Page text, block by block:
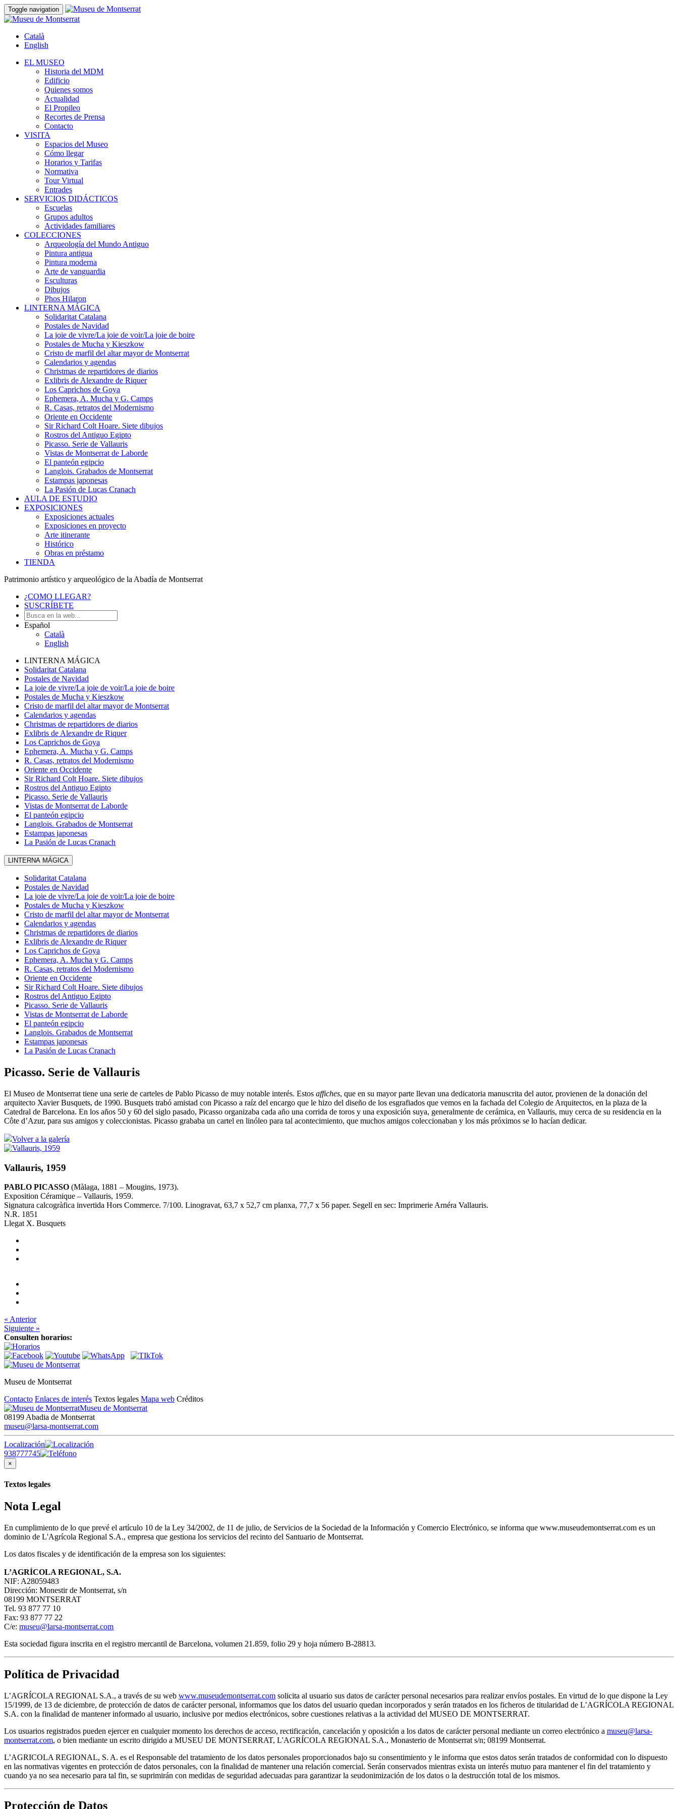
Toggle navigation
Català
English
EL MUSEO
Historia del MDM
Edificio
Quienes somos
Actualidad
El Propileo
Recortes de Prensa
Contacto
VISITA
Espacios del Museo
Cómo llegar
Horarios y Tarifas
Normativa
Tour Virtual
Entrades
SERVICIOS DIDÁCTICOS
Escuelas
Grupos adultos
Actividades familiares
COLECCIONES
Arqueología del Mundo Antiguo
Pintura antigua
Pintura moderna
Arte de vanguardia
Esculturas
Dibujos
Phos Hilaron
LINTERNA MÁGICA
Solidaritat Catalana
Postales de Navidad
La joie de vivre/La joie de voir/La joie de boire
Postales de Mucha y Kieszkow
Cristo de marfil del altar mayor de Montserrat
Calendarios y agendas
Christmas de repartidores de diarios
Exlibris de Alexandre de Riquer
Los Caprichos de Goya
Ephemera, A. Mucha y G. Camps
R. Casas, retratos del Modernismo
Oriente en Occidente
Sir Richard Colt Hoare. Siete dibujos
Rostros del Antiguo Egipto
Picasso. Serie de Vallauris
Vistas de Montserrat de Laborde
El panteón egipcio
Langlois. Grabados de Montserrat
Estampas japonesas
La Pasión de Lucas Cranach
AULA DE ESTUDIO
EXPOSICIONES
Exposiciones actuales
Exposiciones en proyecto
Arte itinerante
Histórico
Obras en préstamo
TIENDA
Patrimonio artístico y arqueológico de la Abadía de Montserrat
¿COMO LLEGAR?
SUSCRÍBETE
Español
Català
English
LINTERNA MÁGICA
Solidaritat Catalana
Postales de Navidad
La joie de vivre/La joie de voir/La joie de boire
Postales de Mucha y Kieszkow
Cristo de marfil del altar mayor de Montserrat
Calendarios y agendas
Christmas de repartidores de diarios
Exlibris de Alexandre de Riquer
Los Caprichos de Goya
Ephemera, A. Mucha y G. Camps
R. Casas, retratos del Modernismo
Oriente en Occidente
Sir Richard Colt Hoare. Siete dibujos
Rostros del Antiguo Egipto
Picasso. Serie de Vallauris
Vistas de Montserrat de Laborde
El panteón egipcio
Langlois. Grabados de Montserrat
Estampas japonesas
La Pasión de Lucas Cranach
LINTERNA MÁGICA
Solidaritat Catalana
Postales de Navidad
La joie de vivre/La joie de voir/La joie de boire
Postales de Mucha y Kieszkow
Cristo de marfil del altar mayor de Montserrat
Calendarios y agendas
Christmas de repartidores de diarios
Exlibris de Alexandre de Riquer
Los Caprichos de Goya
Ephemera, A. Mucha y G. Camps
R. Casas, retratos del Modernismo
Oriente en Occidente
Sir Richard Colt Hoare. Siete dibujos
Rostros del Antiguo Egipto
Picasso. Serie de Vallauris
Vistas de Montserrat de Laborde
El panteón egipcio
Langlois. Grabados de Montserrat
Estampas japonesas
La Pasión de Lucas Cranach
Picasso. Serie de Vallauris
El Museo de Montserrat tiene una serie de carteles de Pablo Picasso de muy notable interés. Estos affiches, que en su mayor parte llevan una dedicatoria manuscrita del autor, provienen de la donación del
arquitecto Xavier Busquets, de 1990. Busquets trabó amistad con Picasso a raíz del encargo que le hizo del diseño de los esgrafiados que vemos en la fachada del Colegio de Arquitectos, en la plaza de la
Catedral de Barcelona. En los años 50 y 60 del siglo pasado, Picasso organizaba cada año una corrida de toros y una exposición suya, generalmente de cerámica, en Vallauris, muy cerca de su residencia en la
Côte d’Azur, para sus amigos y coleccionistas. Picasso grababa un cartel en linóleo para tal acontecimiento, que muchos amigos coleccionaban y los más próximos se lo hacían dedicar.
Volver a la galería
Vallauris, 1959
PABLO PICASSO (Màlaga, 1881 – Mougins, 1973).
Exposition Céramique – Vallauris, 1959.
Signatura calcogràfica invertida Hors Commerce. 7/100. Linogravat, 63,7 x 52,7 cm planxa, 77,7 x 56 paper. Segell en sec: Imprimerie Arnéra Vallauris.
N.R. 1851
Llegat X. Busquets
« Anterior
Siguiente »
Consulten horarios:
Museu de Montserrat
Contacto Enlaces de interés Textos legales Mapa web Créditos
Museu de Montserrat
08199 Abadia de Montserrat
museu@larsa-montserrat.com
Localización
938777745
×
Textos legales
Nota Legal
En cumplimiento de lo que prevé el artículo 10 de la Ley 34/2002, de 11 de julio, de Servicios de la Sociedad de la Información y Comercio Electrónico, se informa que www.museudemontserrat.com es un
dominio de L'Agrícola Regional S.A., empresa que gestiona los servicios del recinto del Santuario de Montserrat.
Los datos fiscales y de identificación de la empresa son los siguientes:
L’AGRÍCOLA REGIONAL, S.A.
NIF: A28059483
Dirección: Monestir de Montserrat, s/n
08199 MONTSERRAT
Tel. 93 877 77 10
Fax: 93 877 77 22
C/e: museu@larsa-montserrat.com
Esta sociedad figura inscrita en el registro mercantil de Barcelona, volumen 21.859, folio 29 y hoja número B-28813.
Política de Privacidad
L’AGRÍCOLA REGIONAL S.A., a través de su web www.museudemontserrat.com solicita al usuario sus datos de carácter personal necesarios para realizar envíos postales. En virtud de lo que dispone la Ley
15/1999, de 13 de diciembre, de protección de datos de carácter personal, informamos que los datos del usuario quedan incorporados y serán tratados en los ficheros de titularidad de L’AGRÍCOLA REGIONAL
S.A. con la finalidad de mantener informado al usuario, inclusive por medios electrónicos, sobre cuestiones relativas a la actividad del MUSEO DE MONTSERRAT.
Los usuarios registrados pueden ejercer en cualquier momento los derechos de acceso, rectificación, cancelación y oposición a los datos de carácter personal mediante un correo electrónico a museu@larsa-
montserrat.com, o bien mediante un escrito dirigido a MUSEU DE MONTSERRAT, L'AGRÍCOLA REGIONAL S.A., Monasterio de Montserrat s/n; 08199 Montserrat.
L’AGRICOLA REGIONAL, S. A. es el Responsable del tratamiento de los datos personales proporcionados bajo su consentimiento y le informa que estos datos serán tratados de conformidad con lo dispuesto
en las normativas vigentes en protección de datos personales, con la finalidad de mantener una relación comercial. Serán conservados mientras exista un interés mutuo para mantener el fin del tratamiento y
cuando ya no sea necesario para tal fin, se suprimirán con medidas de seguridad adecuadas para garantizar la seudonimización de los datos o la destrucción total de los mismos.
Protección de Datos